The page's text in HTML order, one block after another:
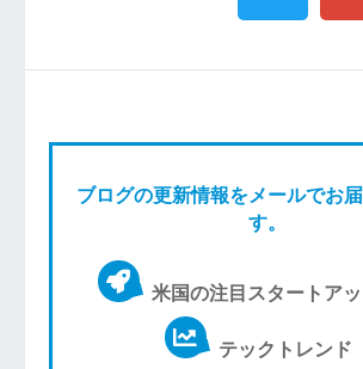
ブログの更新情報をメールでお
す。
米国の注目スタートア
テックトレンド